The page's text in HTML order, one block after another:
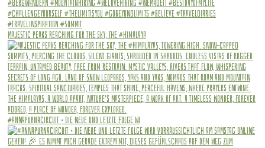
Majestic peaks reaching for the sky, The #Himalaya
#annapurnacircuit • Die Neue und letzte Folge wi